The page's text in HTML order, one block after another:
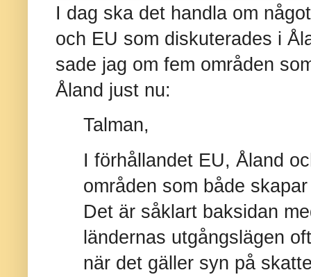
I dag ska det handla om
och EU som diskuterades i
sade jag om fem områden
Åland just nu:
Talman,
I förhållandet EU, Åland
områden som både
Det är såklart baksidan
ländernas utgångslägen
när det gäller syn på